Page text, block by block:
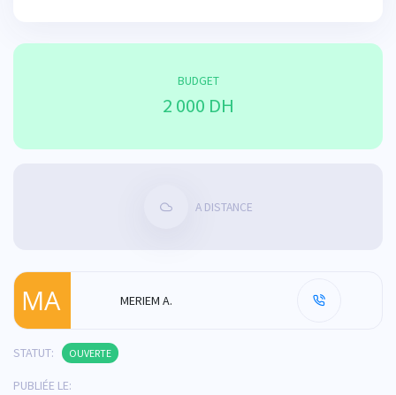
BUDGET
2 000 DH
A DISTANCE
MERIEM A.
STATUT: OUVERTE
PUBLIÉE LE: